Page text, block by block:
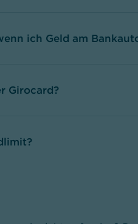
ich Geld am
Girocard?